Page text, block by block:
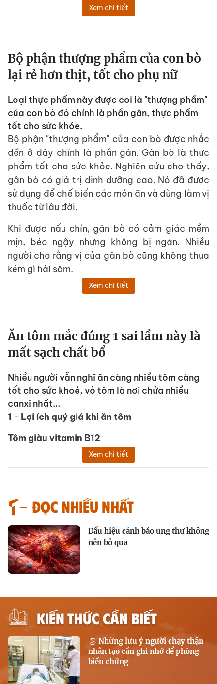
Xem chi tiết
Bộ phận thượng phẩm của con bò
lại rẻ hơn thịt, tốt cho phụ nữ
Loại thực phẩm này được coi là "thượng phẩm"
của con bò đó chính là phần gân, thực phẩm
tốt cho sức khỏe.
Bộ phận "thượng phẩm" của con bò được nhắc
đến ở đây chính là phần gân. Gân bò là thực
phẩm tốt cho sức khỏe. Nghiên cứu cho thấy,
gân bò có giá trị dinh dưỡng cao. Nó đã được
sử dụng để chế biến các món ăn và dùng làm vị
thuốc từ lâu đời.
Khi được nấu chín, gân bò có cảm giác mềm
mịn, béo ngậy nhưng không bị ngán. Nhiều
người cho rằng vị của gân bò cũng không thua
kém gì hải sâm.
Xem chi tiết
Ăn tôm mắc đúng 1 sai lầm này là
mất sạch chất bổ
Nhiều người vẫn nghĩ ăn càng nhiều tôm càng
tốt cho sức khoẻ, vỏ tôm là nơi chứa nhiều
canxi nhất...
1 - Lợi ích quý giá khi ăn tôm
Tôm giàu vitamin B12
Xem chi tiết
Đọc nhiều nhất
Dấu hiệu cảnh báo ung thư không
nên bỏ qua
KIẾN THỨC CẦN BIẾT
Những lưu ý người chạy thận
nhân tạo cần ghi nhớ để phòng
biến chứng